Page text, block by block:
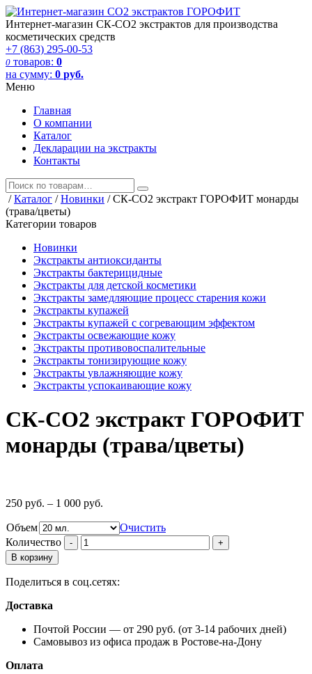
Интернет-магазин СК-СО2 экстрактов для производства
косметических средств
+7 (863) 295-00-53
0 товаров: 0
на сумму: 0 руб.
Меню
Главная
О компании
Каталог
Декларации на экстракты
Контакты
/Каталог /Новинки /СК-СО2 экстракт ГОРОФИТ монарды
(трава/цветы)
Категории товаров
Новинки
Экстракты антиоксиданты
Экстракты бактерицидные
Экстракты для детской косметики
Экстракты замедляющие процесс старения кожи
Экстракты купажей
Экстракты купажей с согревающим эффектом
Экстракты освежающие кожу
Экстракты противовоспалительные
Экстракты тонизирующие кожу
Экстракты увлажняющие кожу
Экстракты успокаивающие кожу
СК-СО2 экстракт ГОРОФИТ
монарды (трава/цветы)
250 руб. – 1 000 руб.
Объем
Очистить
Количество
В корзину
Поделиться в соц.сетях:
Доставка
Почтой России — от 290 руб. (от 3-14 рабочих дней)
Самовывоз из офиса продаж в Ростове-на-Дону
Оплата